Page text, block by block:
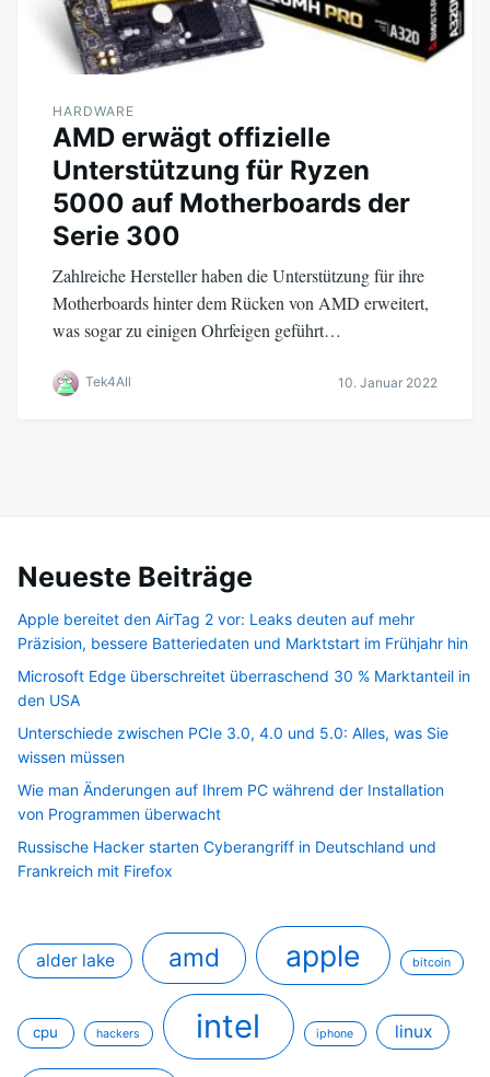
HARDWARE
AMD erwägt offizielle
Unterstützung für Ryzen
5000 auf Motherboards der
Serie 300
Zahlreiche Hersteller haben die Unterstützung für ihre
Motherboards hinter dem Rücken von AMD erweitert,
was sogar zu einigen Ohrfeigen geführt…
Tek4All 10. Januar 2022
Neueste Beiträge
Apple bereitet den AirTag 2 vor: Leaks deuten auf mehr
Präzision, bessere Batteriedaten und Marktstart im Frühjahr hin
Microsoft Edge überschreitet überraschend 30 % Marktanteil in
den USA
Unterschiede zwischen PCIe 3.0, 4.0 und 5.0: Alles, was Sie
wissen müssen
Wie man Änderungen auf Ihrem PC während der Installation
von Programmen überwacht
Russische Hacker starten Cyberangriff in Deutschland und
Frankreich mit Firefox
alder lake amd apple bitcoin
cpu hackers intel iphone linux